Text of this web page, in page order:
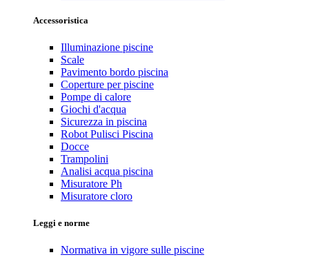
Accessoristica
Illuminazione piscine
Scale
Pavimento bordo piscina
Coperture per piscine
Pompe di calore
Giochi d'acqua
Sicurezza in piscina
Robot Pulisci Piscina
Docce
Trampolini
Analisi acqua piscina
Misuratore Ph
Misuratore cloro
Leggi e norme
Normativa in vigore sulle piscine